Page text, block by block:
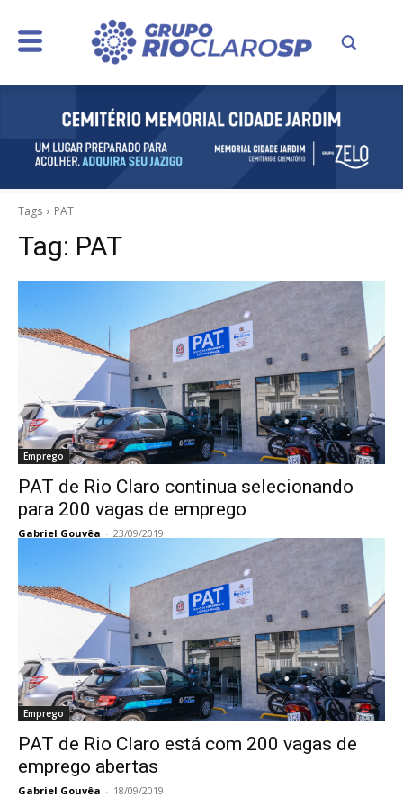
Tags PAT
Tag: PAT
Emprego
PAT de Rio Claro continua selecionando
para 200 vagas de emprego
Gabriel Gouvêa - 23/09/2019
Emprego
PAT de Rio Claro está com 200 vagas de
emprego abertas
Gabriel Gouvêa - 18/09/2019